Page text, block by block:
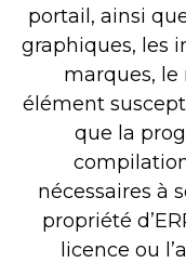
portail, ainsi
graphiques, les
marques,
élément
que la
nécessaires à
propriété
licence ou